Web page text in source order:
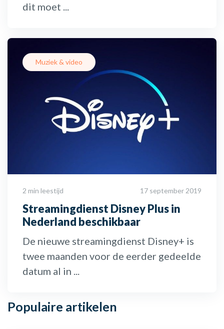
dit moet ...
Muziek & video
2 min leestijd 17 september 2019
Streamingdienst Disney Plus in
Nederland beschikbaar
De nieuwe streamingdienst Disney+ is
twee maanden voor de eerder gedeelde
datum al in ...
Populaire artikelen